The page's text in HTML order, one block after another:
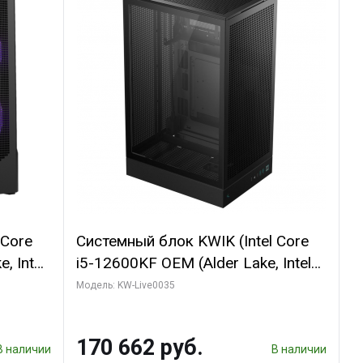
Intel
наличии
Системный блок KWIK (Intel Core
i5-12600KF OEM (Alder Lake, Intel
7, C10 4EC/6PC// 64 ГБ ОЗУ/ Ninja
SSD)
Модель: KW-Live0035
170 662 руб. В наличии